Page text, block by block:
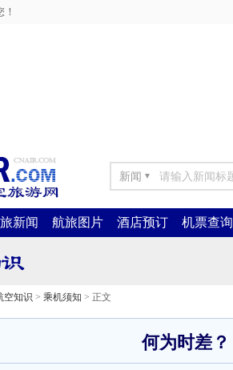
新闻 ▼
新闻 航旅图片 酒店预订 机票查询
空知识 > 乘机须知 > 正文
何为时差？